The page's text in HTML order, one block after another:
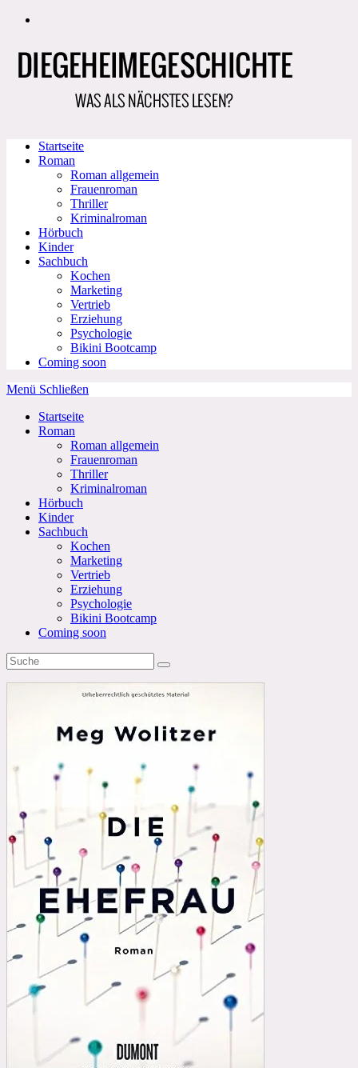
Zum
Startseite
Roman
Roman allgemein
Frauenroman
Thriller
Kriminalroman
Hörbuch
Kinder
Sachbuch
Kochen
Marketing
Vertrieb
Erziehung
Psychologie
Bikini Bootcamp
Coming soon
Menü Schließen
Startseite
Roman
Roman allgemein
Frauenroman
Thriller
Kriminalroman
Hörbuch
Kinder
Sachbuch
Kochen
Marketing
Vertrieb
Erziehung
Psychologie
Bikini Bootcamp
Coming soon